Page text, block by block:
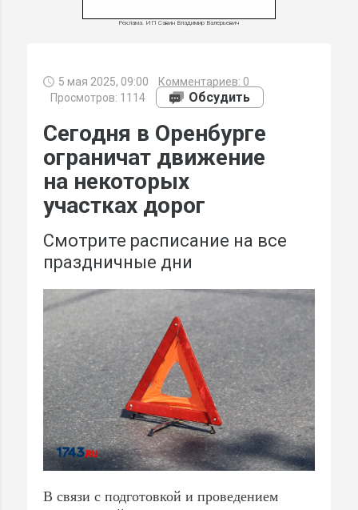
Реклама. ИП Савин Владимир Валерьевич
5 мая 2025, 09:00 Комментариев: 0
Просмотров: 1114
Обсудить
Сегодня в Оренбурге
ограничат движение
на некоторых
участках дорог
Смотрите расписание на все
праздничные дни
В связи с подготовкой и проведением